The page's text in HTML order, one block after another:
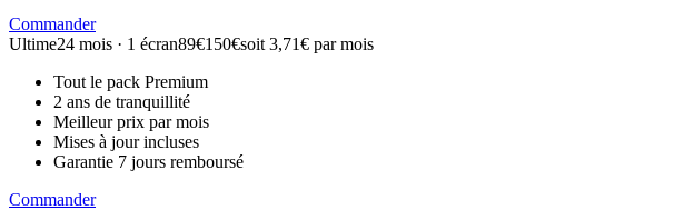
Commander
Ultime24 mois · 1 écran89€150€soit 3,71€ par mois
Tout le pack Premium
2 ans de tranquillité
Meilleur prix par mois
Mises à jour incluses
Garantie 7 jours remboursé
Commander